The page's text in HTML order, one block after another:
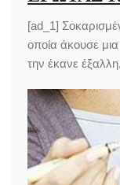
[ad_1]
οποία άκουσε
την έκανε έξαλλη,